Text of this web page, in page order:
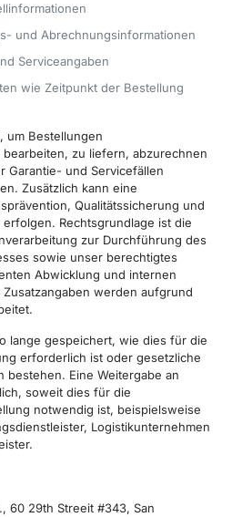
und Abrechnungsinformationen
Serviceangaben
wie Zeitpunkt der Bestellung
um Bestellungen
zu liefern, abzurechnen
Garantie- und Servicefällen
Zusätzlich kann eine
Qualitätssicherung und
Rechtsgrundlage ist die
zur Durchführung des
sowie unser berechtigtes
Abwicklung und internen
werden aufgrund
lange gespeichert, wie dies für die
erforderlich ist oder gesetzliche
Eine Weitergabe an
soweit dies für die
notwendig ist, beispielsweise
Logistikunternehmen
60 29th Streeit #343, San